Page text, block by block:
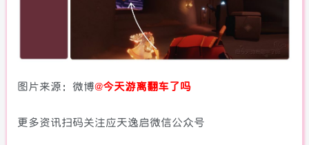
图片来源：微博@今天游离翻车了吗
更多资讯扫码关注应天逸启微信公众号